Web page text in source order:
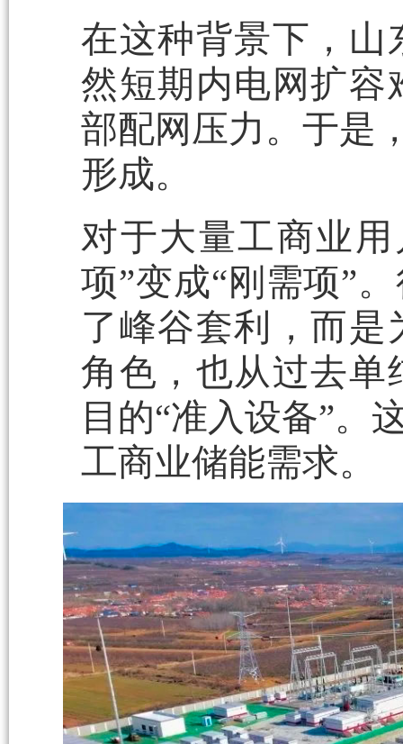
在这种背景下，山
然短期内电网扩容
部配网压力。于是
形成。
对于大量工商业
项”变成“刚需项”
了峰谷套利，而
角色，也从过去单
目的“准入设备”。
工商业储能需求。